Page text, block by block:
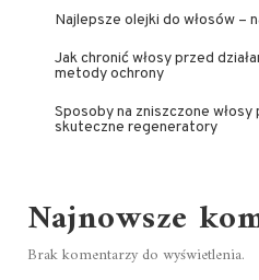
Najlepsze olejki do włosów –
Jak chronić włosy przed
metody ochrony
Sposoby na zniszczone
skuteczne regeneratory
Najnowsze
Brak komentarzy do wyświetlenia.